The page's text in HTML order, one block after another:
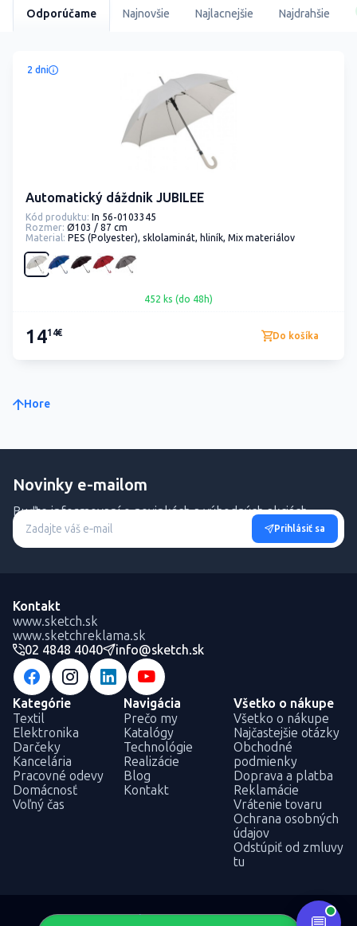
Odporúčame Najnovšie Najlacnejšie Najdrahšie
2 dni
Automatický dáždnik JUBILEE
Kód produktu: In 56-0103345
Rozmer: Ø103 / 87 cm
Material: PES (Polyester), sklolaminát, hliník, Mix materiálov
452 ks (do 48h)
1414€ Do košíka
Hore
Novinky e-mailom
Buďte informovaní o novinkách a výhodných akciách.
Prihlásiť sa
Kontakt
www.sketch.sk
www.sketchreklama.sk
02 4848 4040
info@sketch.sk
Kategórie
Textil
Elektronika
Darčeky
Kancelária
Pracovné odevy
Domácnosť
Voľný čas
Navigácia
Prečo my
Katalógy
Technológie
Realizácie
Blog
Kontakt
Všetko o nákupe
Všetko o nákupe
Najčastejšie otázky
Obchodné
podmienky
Doprava a platba
Reklamácie
Vrátenie tovaru
Ochrana osobných
údajov
Odstúpiť od zmluvy
tu